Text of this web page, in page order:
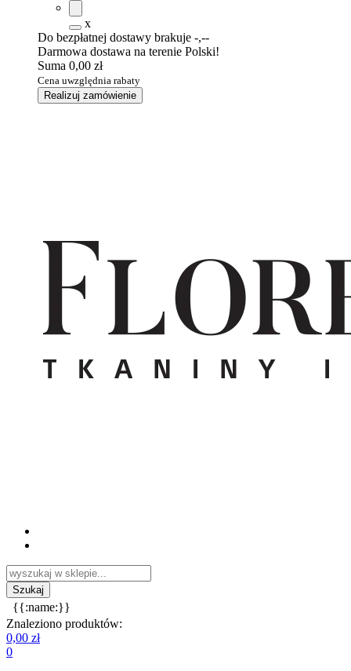
x
Do bezpłatnej dostawy brakuje -,--
Darmowa dostawa na terenie Polski!
Suma 0,00 zł
Cena uwzględnia rabaty
Realizuj zamówienie
{{:name:}}
Znaleziono produktów:
0,00 zł
0